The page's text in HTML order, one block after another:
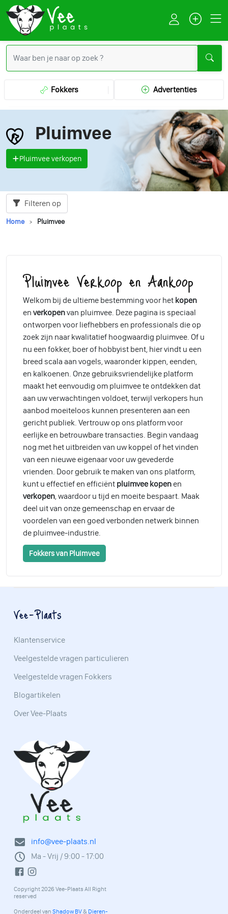
Fokkers Advertenties
Pluimvee
Pluimvee verkopen
Filteren op
Home Pluimvee
Pluimvee Verkoop en Aankoop
Welkom bij de ultieme bestemming voor het kopen
en verkopenvan pluimvee. Deze pagina is speciaal
ontworpen voor liefhebbers en professionals die op
zoek zijn naar kwalitatief hoogwaardig pluimvee. Of u
nu een fokker, boer of hobbyist bent, hier vindt u een
breed scala aan vogels, waaronder kippen, eenden,
en kalkoenen. Onze gebruiksvriendelijke platform
maakt het eenvoudig om pluimvee te ontdekken dat
aan uw verwachtingen voldoet, terwijl verkopers hun
aanbod moeiteloos kunnen presenteren aan een
gericht publiek. Vertrouw op ons platform voor
eerlijke en betrouwbare transacties. Begin vandaag
nog met het uitbreiden van uw koppel of het vinden
van een nieuwe eigenaar voor uw gevederde
vrienden. Door gebruik te maken van ons platform,
kunt u effectief en efficiënt pluimvee kopen en
verkopen, waardoor u tijd en moeite bespaart. Maak
deel uit van onze gemeenschap en ervaar de
voordelen van een goed verbonden netwerk binnen
de pluimvee-industrie.
Fokkers van Pluimvee
info@vee-plaats.nl
Ma - Vrij / 9:00 - 17:00
Copyright 2026 Vee-Plaats All Right
reserved
Onderdeel van Shadow BV& Dieren-
Vee-Plaats
Klantenservice
Veelgestelde vragen particulieren
Veelgestelde vragen Fokkers
Blogartikelen
Over Vee-Plaats